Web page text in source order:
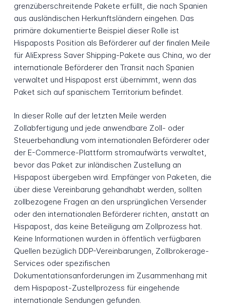
grenzüberschreitende Pakete erfüllt, die nach Spanien
aus ausländischen Herkunftsländern eingehen. Das
primäre dokumentierte Beispiel dieser Rolle ist
Hispaposts Position als Beförderer auf der finalen Meile
für AliExpress Saver Shipping-Pakete aus China, wo der
internationale Beförderer den Transit nach Spanien
verwaltet und Hispapost erst übernimmt, wenn das
Paket sich auf spanischem Territorium befindet.
In dieser Rolle auf der letzten Meile werden
Zollabfertigung und jede anwendbare Zoll- oder
Steuerbehandlung vom internationalen Beförderer oder
der E-Commerce-Plattform stromaufwärts verwaltet,
bevor das Paket zur inländischen Zustellung an
Hispapost übergeben wird. Empfänger von Paketen, die
über diese Vereinbarung gehandhabt werden, sollten
zollbezogene Fragen an den ursprünglichen Versender
oder den internationalen Beförderer richten, anstatt an
Hispapost, das keine Beteiligung am Zollprozess hat.
Keine Informationen wurden in öffentlich verfügbaren
Quellen bezüglich DDP-Vereinbarungen, Zollbrokerage-
Services oder spezifischen
Dokumentationsanforderungen im Zusammenhang mit
dem Hispapost-Zustellprozess für eingehende
internationale Sendungen gefunden.